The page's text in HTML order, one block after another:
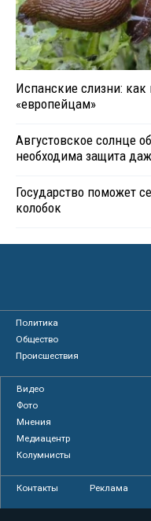
Испанские слизни: как
«европейцам»
Августовское солнце
необходима защита
Государство поможет
колобок
Политика
Общество
Происшествия
Видео
Фото
Мнения
Медиацентр
Колумнисты
Контакты Реклама